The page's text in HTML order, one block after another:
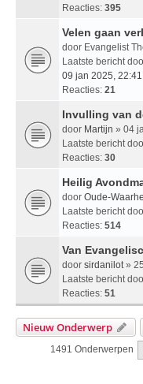
Reacties: 395
Velen gaan
door Evangelist
Laatste bericht
09 jan 2025, 22:41
Reacties: 21
Invulling van
door Martijn » 04
Laatste bericht
Reacties: 30
Heilig
door Oude-
Laatste bericht
Reacties: 514
Van
door sirdanilot »
Laatste bericht
Reacties: 51
Nieuw Onderwerp
1491 Onderwerpen